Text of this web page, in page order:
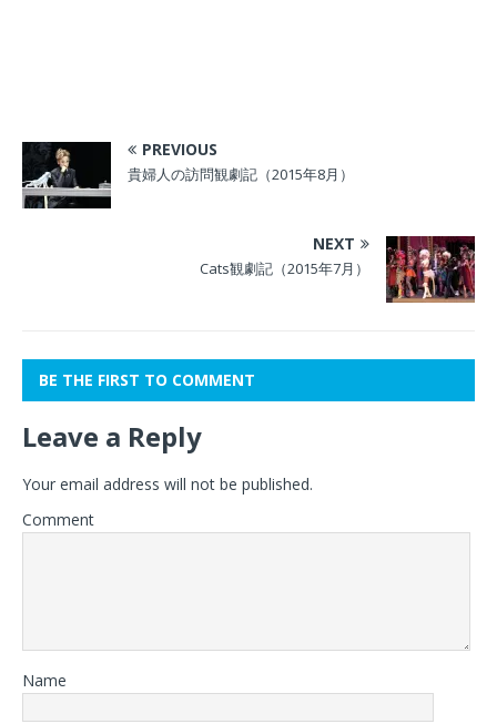
PREVIOUS
貴婦人の訪問観劇記（2015年8月）
NEXT
Cats観劇記（2015年7月）
BE THE FIRST TO COMMENT
Leave a Reply
Your email address will not be published.
Comment
Name